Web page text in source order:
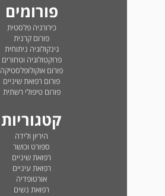
פורומים
כירורגיה פלסטית
פורום קרנית
גינקולוגיה ניתוחית
פרוקטולוגיה וטחורים
פורום אוקולופלסטיקה
פורום רפואת שיניים
פורום טיפולי רשתית
קטגוריות
היריון ולידה
ספורט וכושר
רפואת שיניים
רפואת עיניים
אורטופדיה
רפואת נשים